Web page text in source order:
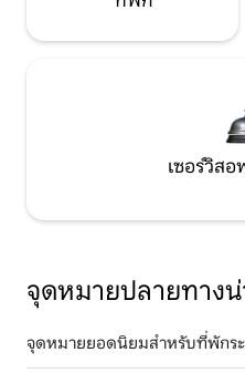
เซอร์วิส
จุดหมายปลายทางน่
จุดหมายยอดนิยมสำหรับที่พักระ